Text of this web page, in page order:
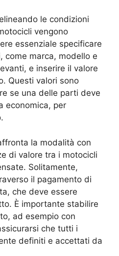
le condizioni
vengono
essenziale specificare
come marca, modello e
e inserire il valore
Questi valori sono
se una delle parti deve
economica, per
la modalità con
di valore tra i motocicli
Solitamente,
il pagamento di
che deve essere
È importante stabilire
ad esempio con
che tutti i
definiti e accettati da